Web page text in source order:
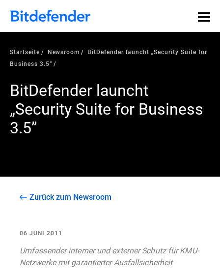
Startseite Newsroom
BitDefender launcht „Security Suite for
Business 3.5”
BitDefender launcht
„Security Suite for Business
3.5”
Zurück zum Newsroom
06 JUNI 2011
Umfassender interner und externer Schutz für KMU-
Netzwerke mit garantierter Ausfallsicherheit